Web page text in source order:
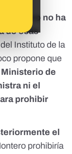
Montero no ha
de esas
del Instituto de la
propone que
de
ni el
prohibir
el
prohibiría